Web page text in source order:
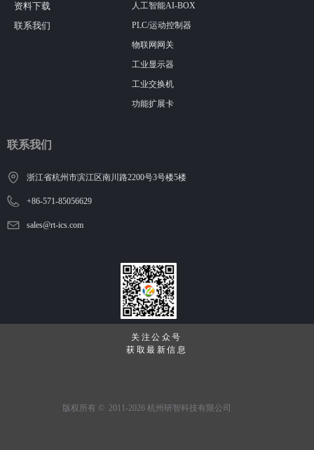
关注公众号
获取最新信息
资料下载
联系我们
人工智能AI-BOX
PLC/运动控制器
物联网网关
工业显示器
工业交换机
功能扩展卡
联系我们
浙江省杭州市滨江区南川路2200号3号楼5楼
+86-571-85056629
sales@rt-ics.com
版权所有 ©  2011-2026 杭州研智科技有限公司